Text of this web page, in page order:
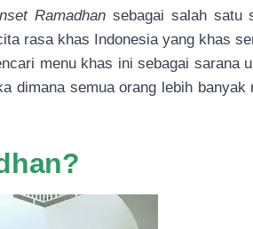
Ramadhan sebagai salah satu
rasa khas Indonesia yang khas
menu khas ini sebagai sarana
dimana semua orang lebih